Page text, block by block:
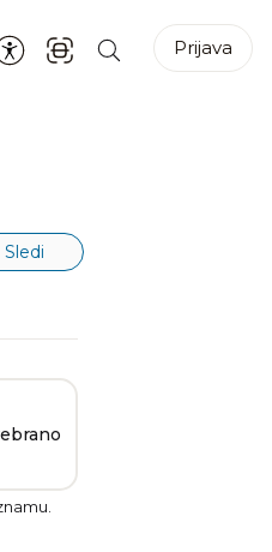
Prijava
Sledi